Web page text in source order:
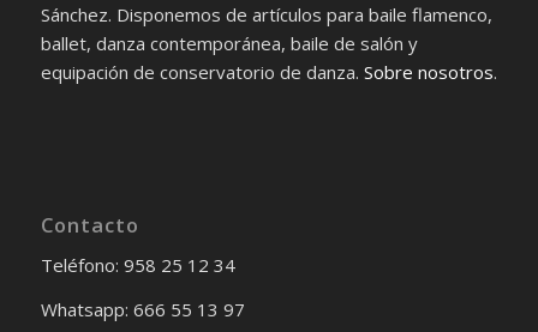
Sánchez. Disponemos de artículos para baile flamenco,
ballet, danza contemporánea, baile de salón y
equipación de conservatorio de danza. Sobre nosotros.
Contacto
Teléfono: 958 25 12 34
Whatsapp: 666 55 13 97